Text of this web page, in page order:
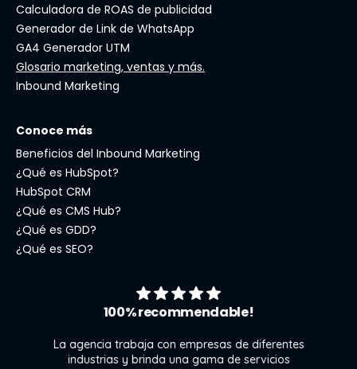
Calculadora de ROAS de publicidad
Generador de Link de WhatsApp
GA4 Generador UTM
Glosario marketing, ventas y más.
Inbound Marketing
Conoce más
Beneficios del Inbound Marketing
¿Qué es HubSpot?
HubSpot CRM
¿Qué es CMS Hub?
¿Qué es GDD?
¿Qué es SEO?
100% recommendable!
La agencia trabaja con empresas de diferentes
industrias y brinda una gama de servicios